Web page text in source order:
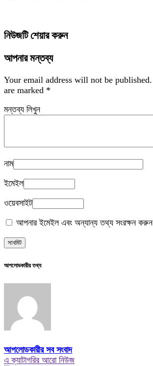
নিউজটি শেয়ার করুন
আপনার মন্তব্য
Your email address will not be published.
are marked *
মন্তব্য লিখুন
নাম
ইমেইল
ওয়েবসাইট
আপনার ইমেইল এবং অন্যান্য তথ্য সংরক্ষন করুন
আপলোডকারীর তথ্য
আপলোডকারীর সব সংবাদ
এ ক্যাটাগরির আরো নিউজ